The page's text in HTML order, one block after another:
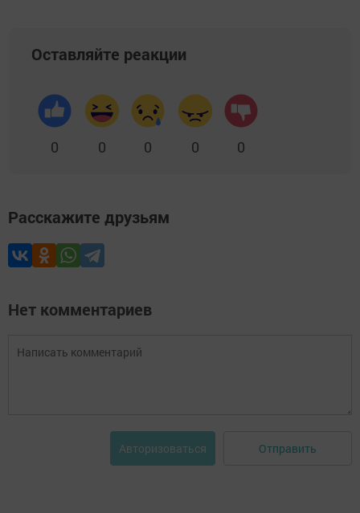
Оставляйте реакции
0 0 0 0 0
Расскажите друзьям
Нет комментариев
Авторизоваться Отправить